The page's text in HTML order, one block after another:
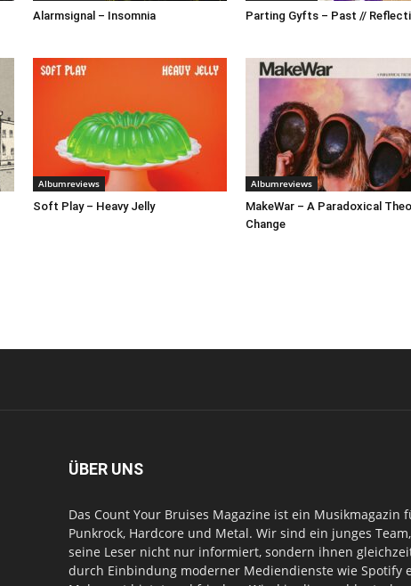
Alarmsignal – Insomnia Parting Gyfts – Past //
Albumreviews
Soft Play – Heavy Jelly
Albumreviews
MakeWar – A Paradoxical
Change
ÜBER UNS
Das Count Your Bruises Magazine ist ein Musikmagazin
Punkrock, Hardcore und Metal. Wir sind ein junges
seine Leser nicht nur informiert, sondern ihnen
durch Einbindung moderner Mediendienste wie Spotify